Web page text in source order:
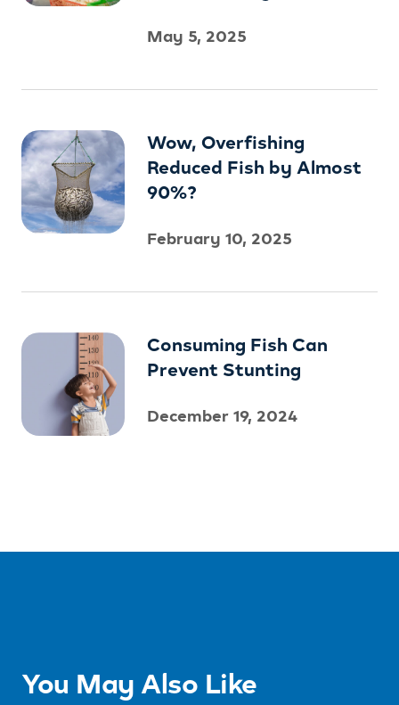
May 5, 2025
Wow, Overfishing
Reduced Fish by Almost
90%?
February 10, 2025
Consuming Fish Can
Prevent Stunting
December 19, 2024
You May Also Like